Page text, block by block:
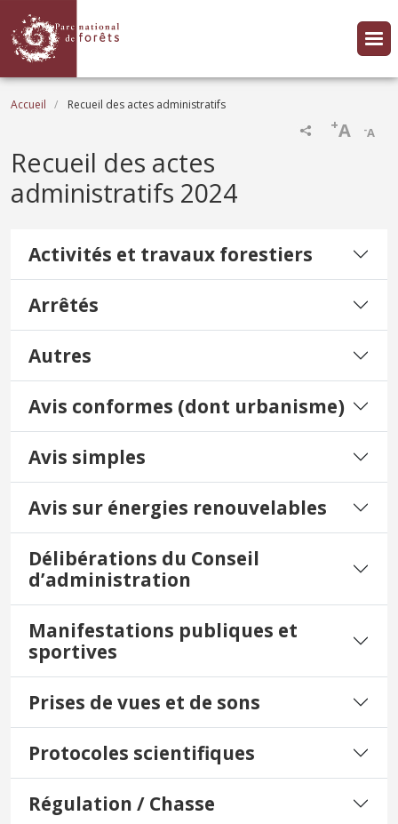
Fil d'Ariane
Accueil Recueil des actes administratifs
-A
+A
Recueil des actes
administratifs 2024
Activités et travaux forestiers
Arrêtés
Autres
Avis conformes (dont urbanisme)
Avis simples
Avis sur énergies renouvelables
Délibérations du Conseil
d’administration
Manifestations publiques et
sportives
Prises de vues et de sons
Protocoles scientifiques
Régulation / Chasse